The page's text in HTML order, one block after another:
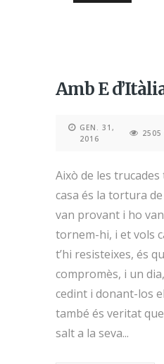
Amb E
GEN. 31,
2016
2505
Això de les
casa és la tortura
van provant i ho
tornem-hi, i et vols
t’hi resisteixes, és
compromès, i un
cedint i donant-los
també és veritat
salt a la seva...